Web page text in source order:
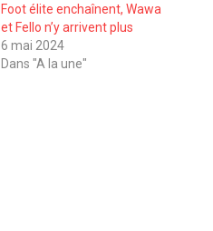
Foot élite enchaînent, Wawa
et Fello n’y arrivent plus
6 mai 2024
Dans "A la une"